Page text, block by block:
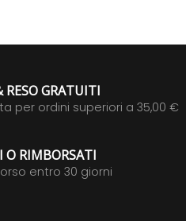
RESO GRATUITI
per ordini superiori a 35,00 €
O RIMBORSATI
entro 30 giorni